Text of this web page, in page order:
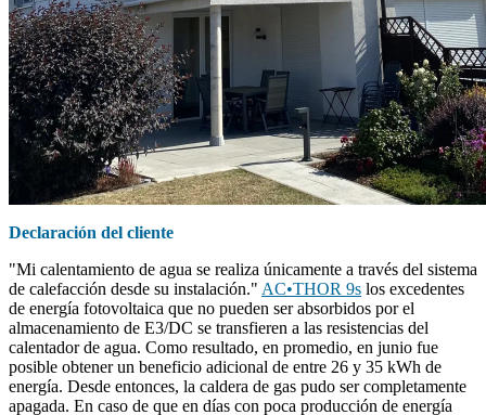
Declaración del cliente
"Mi calentamiento de agua se realiza únicamente a través del sistema
de calefacción desde su instalación." AC•THOR 9s los excedentes
de energía fotovoltaica que no pueden ser absorbidos por el
almacenamiento de E3/DC se transfieren a las resistencias del
calentador de agua. Como resultado, en promedio, en junio fue
posible obtener un beneficio adicional de entre 26 y 35 kWh de
energía. Desde entonces, la caldera de gas pudo ser completamente
apagada. En caso de que en días con poca producción de energía